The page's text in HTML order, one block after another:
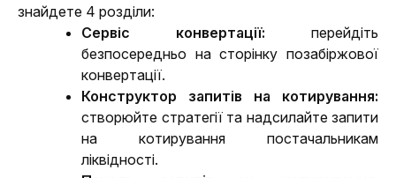
знайдете 4 розділи:
Сервіс конвертації: перейдіть
безпосередньо на сторінку позабіржової
конвертації.
створюйте стратегії та надсилайте запити
на котирування постачальникам
ліквідності.